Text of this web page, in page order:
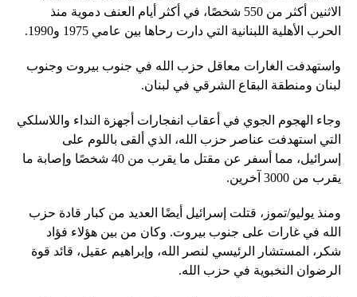
الاثنين أكثر من 550 شخصًا، في أكثر أيام العنف دموية منذ
الحرب الأهلية اللبنانية التي دارت رحاها بين عامي 1975 و1990.
واستهدفت الغارات معاقل حزب الله في جنوب بيروت وجنوب
لبنان ومنطقة البقاع الشرقي في لبنان.
وجاء الهجوم الجوي في أعقاب انفجارات أجهزة النداء واللاسلكي
التي استهدفت عناصر حزب الله، الذي ألقى باللوم على
إسرائيل، مما أسفر عن مقتل ما يقرب من 40 شخصًا وإصابة ما
يقرب من 3000 آخرين.
ومنذ يوليو/تموز، قتلت إسرائيل أيضًا العديد من كبار قادة حزب
الله في غارات على جنوب بيروت. وكان من بين هؤلاء فؤاد
شكر، المستشار الرئيسي لنصر الله، وإبراهيم عقيل، قائد قوة
الرضوان النخبوية في حزب الله.